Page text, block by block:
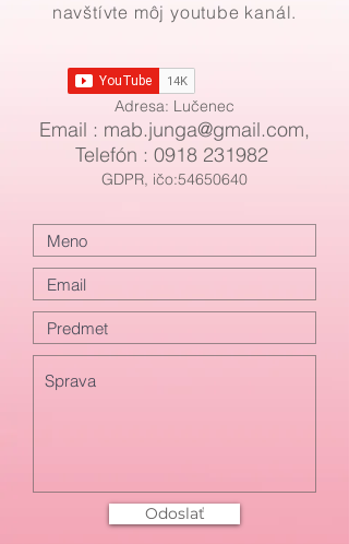
navštívte môj youtube kanál.
Adresa: Lučenec
Email : mab.junga@gmail.com,
Telefón : 0918 231982
GDPR, ičo:54650640
Odoslať